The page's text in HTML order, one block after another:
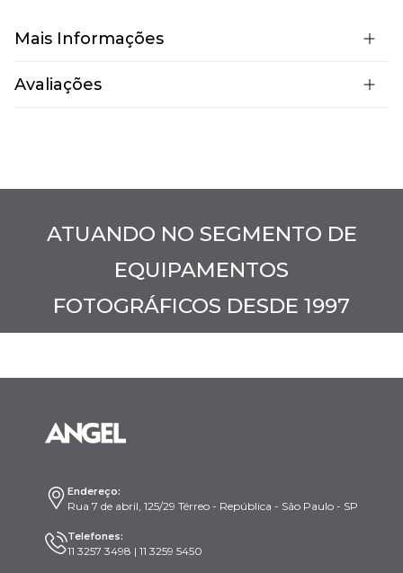
Mais Informações
Avaliações
ATUANDO NO SEGMENTO DE
EQUIPAMENTOS
FOTOGRÁFICOS DESDE 1997
Endereço:
Rua 7 de abril, 125/29 Térreo - República - São Paulo - SP
Telefones:
11 3257 3498 | 11 3259 5450